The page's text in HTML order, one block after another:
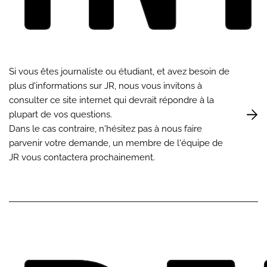
Si vous êtes journaliste ou étudiant, et avez besoin de
plus d'informations sur JR, nous vous invitons à
consulter ce site internet qui devrait répondre à la
plupart de vos questions.
Dans le cas contraire, n'hésitez pas à nous faire
parvenir votre demande, un membre de l'équipe de
JR vous contactera prochainement.